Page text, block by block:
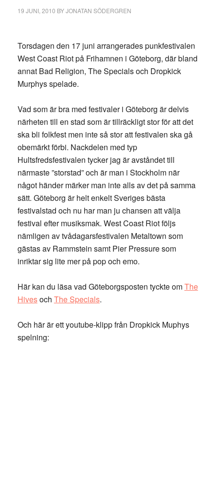
19 JUNI, 2010 BYJONATAN SÖDERGREN
Torsdagen den 17 juni arrangerades punkfestivalen
West Coast Riot på Frihamnen i Göteborg, där bland
annat Bad Religion, The Specials och Dropkick
Murphys spelade.
Vad som är bra med festivaler i Göteborg är delvis
närheten till en stad som är tillräckligt stor för att det
ska bli folkfest men inte så stor att festivalen ska gå
obemärkt förbi. Nackdelen med typ
Hultsfredsfestivalen tycker jag är avståndet till
närmaste ”storstad” och är man i Stockholm när
något händer märker man inte alls av det på samma
sätt. Göteborg är helt enkelt Sveriges bästa
festivalstad och nu har man ju chansen att välja
festival efter musiksmak. West Coast Riot följs
nämligen av tvådagarsfestivalen Metaltown som
gästas av Rammstein samt Pier Pressure som
inriktar sig lite mer på pop och emo.
Här kan du läsa vad Göteborgsposten tyckte omThe
Hivesoch The Specials.
Och här är ett youtube-klipp från Dropkick Muphys
spelning: